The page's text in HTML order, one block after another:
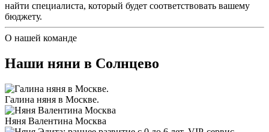
найти специалиста, который будет соответствовать вашему
бюджету.
О нашей команде
Наши няни в Солнцево
Галина няня в Москве.
Няня Валентина Москва